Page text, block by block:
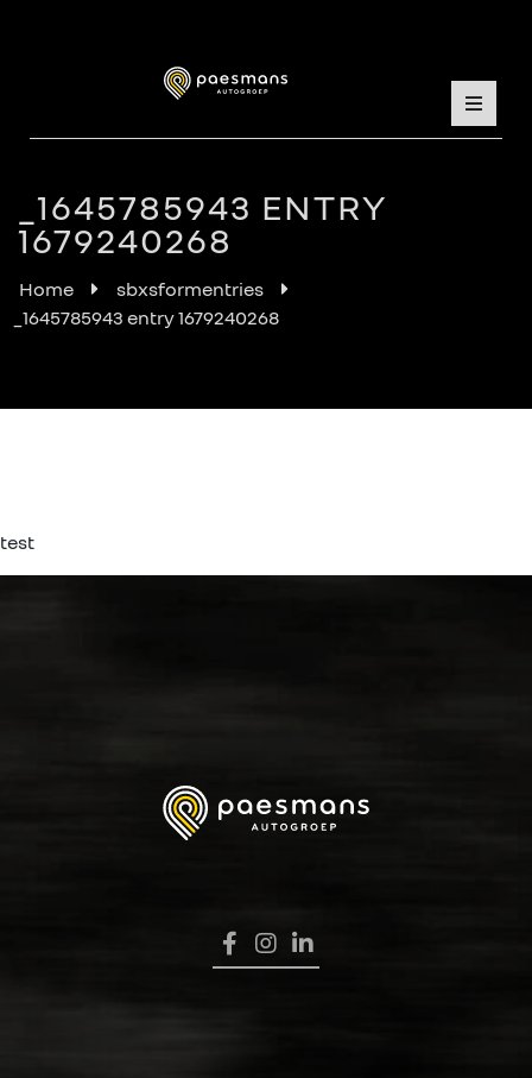
_1645785943 ENTRY
1679240268
Home
sbxsformentries
_1645785943 entry 1679240268
test